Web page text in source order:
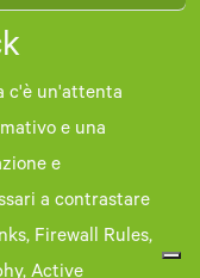
c'è un'attenta
e una
e
a contrastare
Firewall Rules,
Active